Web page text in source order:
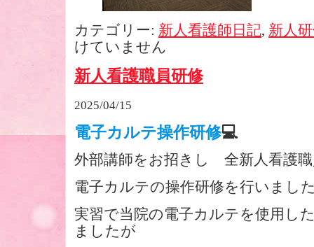
カテゴリー: 新人看護師日記, 新人
けていません
新人看護職員研修
2025/04/15
電子カルテ操作研修💻
外部講師をお招きし 全新人看護
電子カルテの操作研修を行いまし
実習で当院の電子カルテを使用し
ましたが